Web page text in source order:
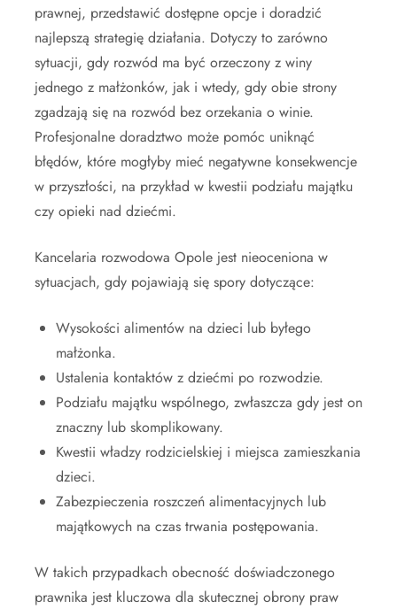
prawnej, przedstawić dostępne opcje i doradzić
najlepszą strategię działania. Dotyczy to zarówno
sytuacji, gdy rozwód ma być orzeczony z winy
jednego z małżonków, jak i wtedy, gdy obie strony
zgadzają się na rozwód bez orzekania o winie.
Profesjonalne doradztwo może pomóc uniknąć
błędów, które mogłyby mieć negatywne konsekwencje
w przyszłości, na przykład w kwestii podziału majątku
czy opieki nad dziećmi.
Kancelaria rozwodowa Opole jest nieoceniona w
sytuacjach, gdy pojawiają się spory dotyczące:
Wysokości alimentów na dzieci lub byłego
małżonka.
Ustalenia kontaktów z dziećmi po rozwodzie.
Podziału majątku wspólnego, zwłaszcza gdy jest on
znaczny lub skomplikowany.
Kwestii władzy rodzicielskiej i miejsca zamieszkania
dzieci.
Zabezpieczenia roszczeń alimentacyjnych lub
majątkowych na czas trwania postępowania.
W takich przypadkach obecność doświadczonego
prawnika jest kluczowa dla skutecznej obrony praw